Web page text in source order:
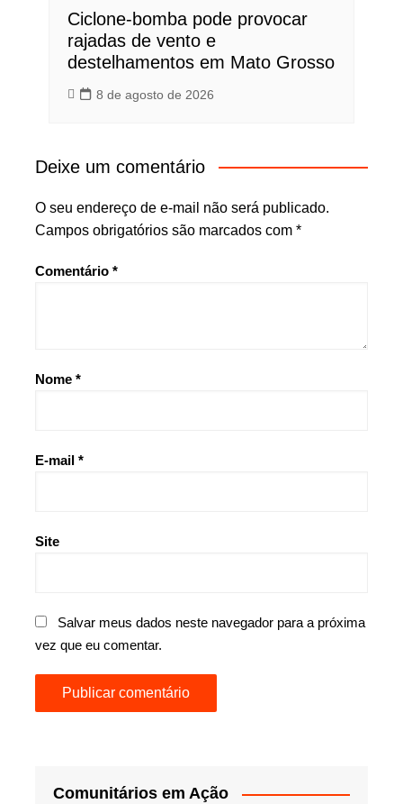
Ciclone-bomba pode provocar
rajadas de vento e
destelhamentos em Mato Grosso
8 de agosto de 2026
Deixe um comentário
O seu endereço de e-mail não será publicado.
Campos obrigatórios são marcados com *
Comentário *
Nome *
E-mail *
Site
Salvar meus dados neste navegador para a próxima
vez que eu comentar.
Comunitários em Ação